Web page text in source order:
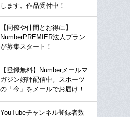
します。作品受付中！
【同僚や仲間とお得に】
NumberPREMIER法人プラン
が募集スタート！
【登録無料】Numberメールマ
ガジン好評配信中。スポーツ
の「今」をメールでお届け！
YouTubeチャンネル登録者数